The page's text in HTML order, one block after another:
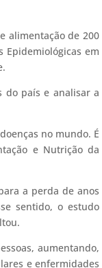
alimentação de 200
em
do país e analisar a
no mundo. É
e Nutrição da
a perda de anos
sentido, o estudo
aumentando,
e enfermidades